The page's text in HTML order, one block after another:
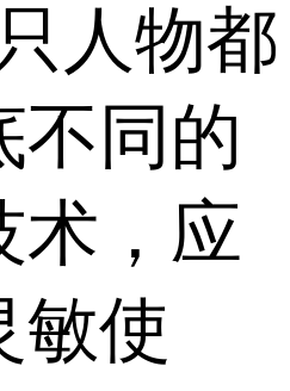
人物都
不同的
术，应
敏使